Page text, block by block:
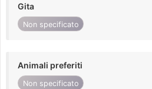
Gita
Non specificato
Animali preferiti
Non specificato